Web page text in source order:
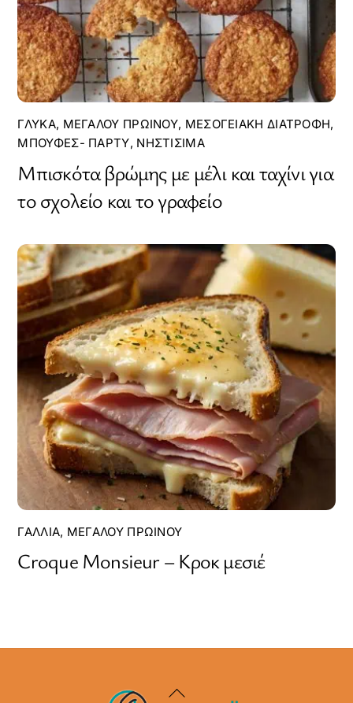
ΓΛΥΚΆ, ΜΕΓΆΛΟΥ ΠΡΩΙΝΟΎ, ΜΕΣΟΓΕΙΑΚΉ ΔΙΑΤΡΟΦΉ,
ΜΠΟΥΦΈΣ- ΠΆΡΤΥ, ΝΗΣΤΊΣΙΜΑ
Μπισκότα βρώμης με μέλι και ταχίνι για
το σχολείο και το γραφείο
ΓΑΛΛΊΑ, ΜΕΓΆΛΟΥ ΠΡΩΙΝΟΎ
Croque Monsieur – Κροκ μεσιέ
Back